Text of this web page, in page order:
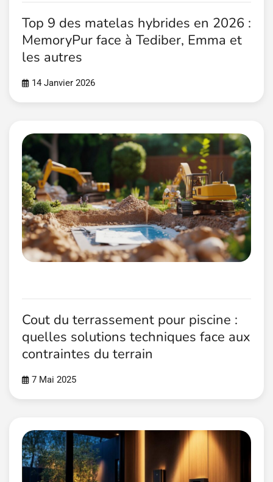
Top 9 des matelas hybrides en 2026 :
MemoryPur face à Tediber, Emma et
les autres
14 Janvier 2026
Cout du terrassement pour piscine :
quelles solutions techniques face aux
contraintes du terrain
7 Mai 2025